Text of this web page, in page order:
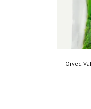
Orved